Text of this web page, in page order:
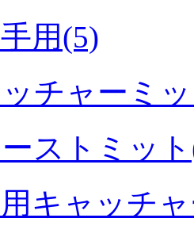
用(5)
チャーミ
ストミッ
キャッチ